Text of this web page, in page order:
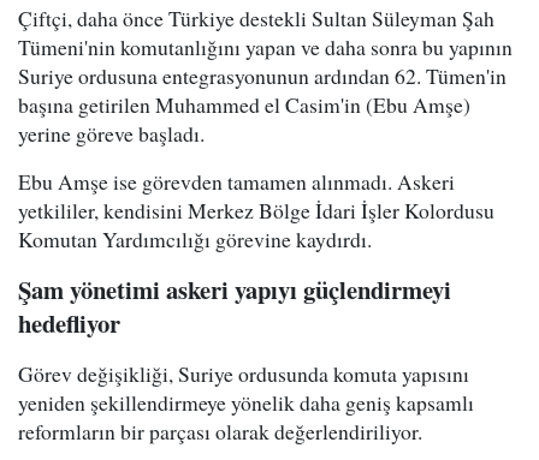
Çiftçi, daha önce Türkiye destekli Sultan Süleyman Şah
Tümeni'nin komutanlığını yapan ve daha sonra bu yapının
Suriye ordusuna entegrasyonunun ardından 62. Tümen'in
başına getirilen Muhammed el Casim'in (Ebu Amşe)
yerine göreve başladı.
Ebu Amşe ise görevden tamamen alınmadı. Askeri
yetkililer, kendisini Merkez Bölge İdari İşler Kolordusu
Komutan Yardımcılığı görevine kaydırdı.
Şam yönetimi askeri yapıyı güçlendirmeyi
hedefliyor
Görev değişikliği, Suriye ordusunda komuta yapısını
yeniden şekillendirmeye yönelik daha geniş kapsamlı
reformların bir parçası olarak değerlendiriliyor.